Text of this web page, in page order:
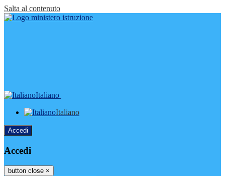
Salta al contenuto
Italiano
Italiano
Accedi
Accedi
button close ×